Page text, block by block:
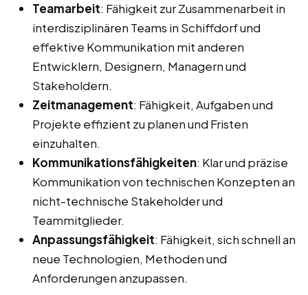
Teamarbeit: Fähigkeit zur Zusammenarbeit in
interdisziplinären Teams in Schiffdorf und
effektive Kommunikation mit anderen
Entwicklern, Designern, Managern und
Stakeholdern.
Zeitmanagement: Fähigkeit, Aufgaben und
Projekte effizient zu planen und Fristen
einzuhalten.
Kommunikationsfähigkeiten: Klar und präzise
Kommunikation von technischen Konzepten an
nicht-technische Stakeholder und
Teammitglieder.
Anpassungsfähigkeit: Fähigkeit, sich schnell an
neue Technologien, Methoden und
Anforderungen anzupassen.